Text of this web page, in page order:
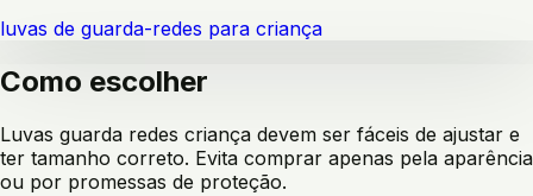
luvas de guarda-redes para criança
Como escolher
Luvas guarda redes criança devem ser fáceis de ajustar e
ter tamanho correto. Evita comprar apenas pela aparência
ou por promessas de proteção.